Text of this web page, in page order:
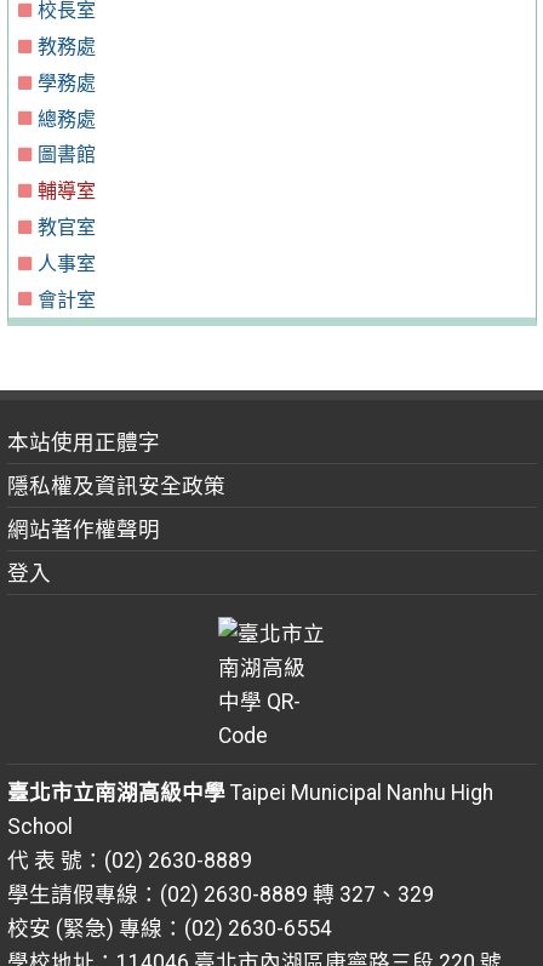
校長室
教務處
學務處
總務處
圖書館
輔導室
教官室
人事室
會計室
本站使用正體字
隱私權及資訊安全政策
網站著作權聲明
登入
臺北市立南湖高級中學Taipei Municipal Nanhu High
School
代 表 號：(02) 2630-8889
學生請假專線：(02) 2630-8889 轉 327、329
校安 (緊急) 專線：(02) 2630-6554